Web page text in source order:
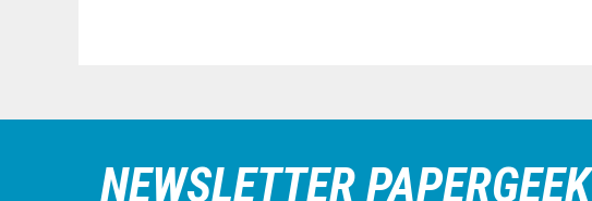
NEWSLETTER PAPERGEEK